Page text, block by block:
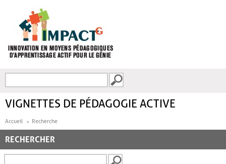
FORMULAIRE DE
VIGNETTES DE PÉDAGOGIE ACTIVE
Accueil Recherche
RECHERCHER